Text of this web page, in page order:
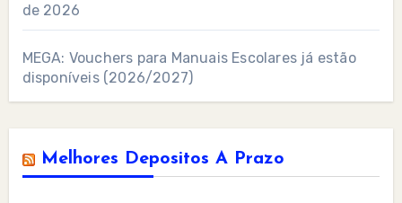
de 2026
MEGA: Vouchers para Manuais Escolares já estão
disponíveis (2026/2027)
Melhores Depositos A Prazo